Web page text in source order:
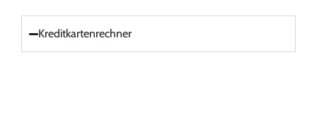
Kreditkartenrechner